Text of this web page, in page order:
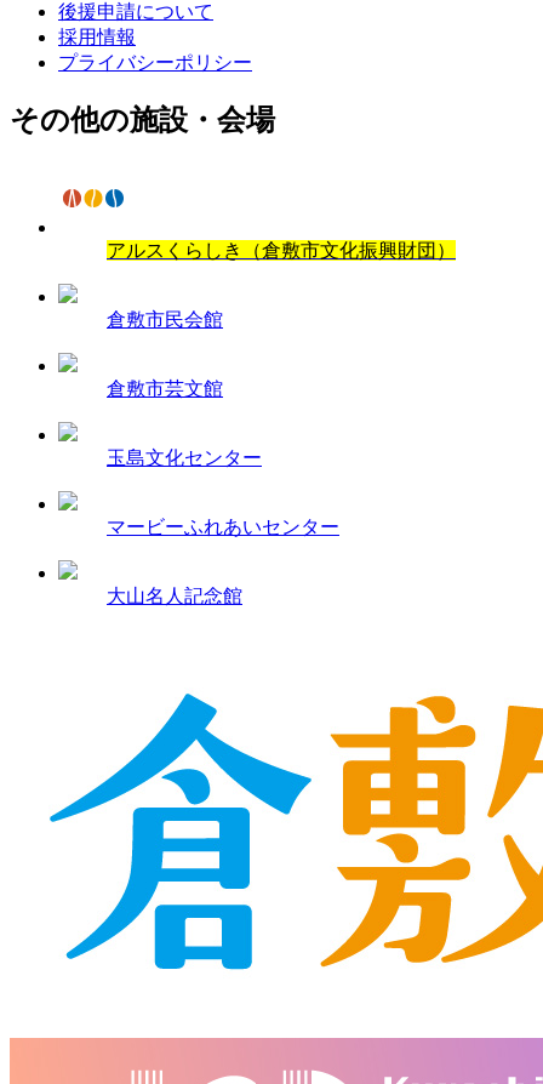
後援申請について
採用情報
プライバシーポリシー
その他の施設・会場
アルスくらしき（倉敷市文化振興財団）
倉敷市民会館
倉敷市芸文館
玉島文化センター
マービーふれあいセンター
大山名人記念館